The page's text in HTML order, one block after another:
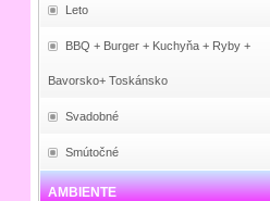
Leto
BBQ + Burger + Kuchyňa + Ryby +
Bavorsko+ Toskánsko
Svadobné
Smútočné
AMBIENTE